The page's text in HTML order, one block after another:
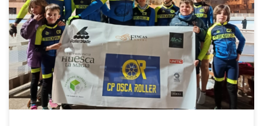
Este sábado se disputaron los campeonatos de Aragón de patinaje de
velocidad 2025 de circuito y pista, con excelentes resultados para el
club oscense Osca Roller. Por la mañana en las instalaciones de
atletismo de Utebo se realizaron las pruebas de circuito en un trazado
de 400 metros, donde en una de sus rectas […]